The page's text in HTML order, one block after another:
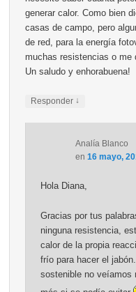
generar calor. Como bien
casas de campo, pero
de red, para la energía
muchas resistencias o me
Un saludo y enhorabuena!
Responder ↓
Analía Blanco
en 16 mayo,
Hola Diana,
Gracias por tus
ninguna resistencia,
calor de la propia
frío para hacer el
sostenible no veíamos